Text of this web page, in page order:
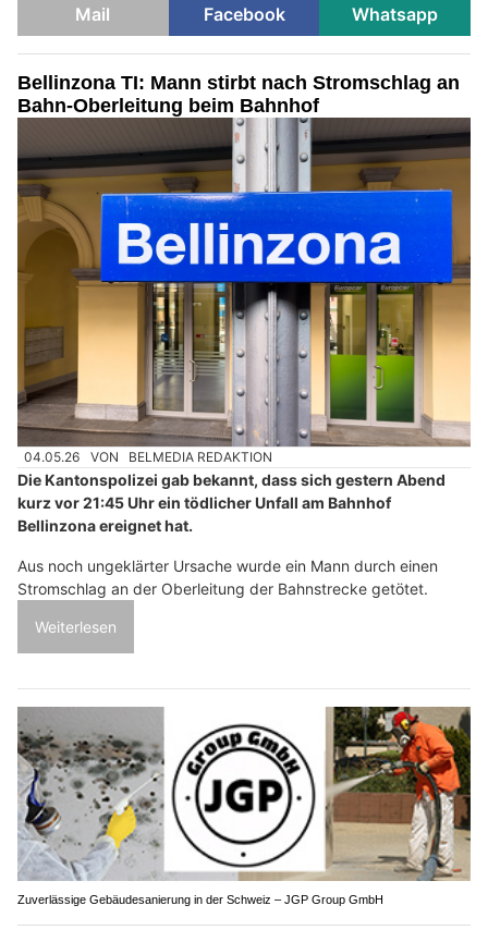
Mail
Facebook Whatsapp
Bellinzona TI: Mann stirbt nach Stromschlag an
Bahn-Oberleitung beim Bahnhof
04.05.26 VON BELMEDIA REDAKTION
Die Kantonspolizei gab bekannt, dass sich gestern Abend
kurz vor 21:45 Uhr ein tödlicher Unfall am Bahnhof
Bellinzona ereignet hat.
Aus noch ungeklärter Ursache wurde ein Mann durch einen
Stromschlag an der Oberleitung der Bahnstrecke getötet.
Weiterlesen
Zuverlässige Gebäudesanierung in der Schweiz – JGP Group GmbH